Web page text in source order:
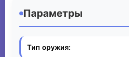
Параметры
Тип оружия: